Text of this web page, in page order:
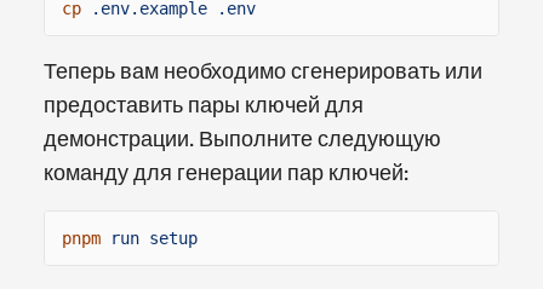
cp
.env.example .env
Теперь вам необходимо сгенерировать или
предоставить пары ключей для
демонстрации. Выполните следующую
команду для генерации пар ключей:
pnpm run setup